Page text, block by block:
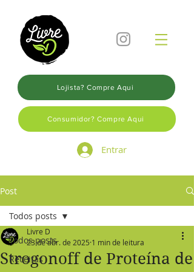
Lojista? Compre Aqui
Consumidor? Compre Aqui
Entrar
Post
Todos posts
Receitas
Todos posts
Strogonoff de Proteína de
Livre D
23 de abr. de 2025 1 min de leitura